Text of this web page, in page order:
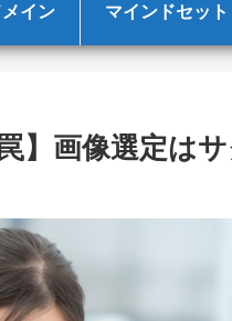
イン マインドセット
】画像選定は